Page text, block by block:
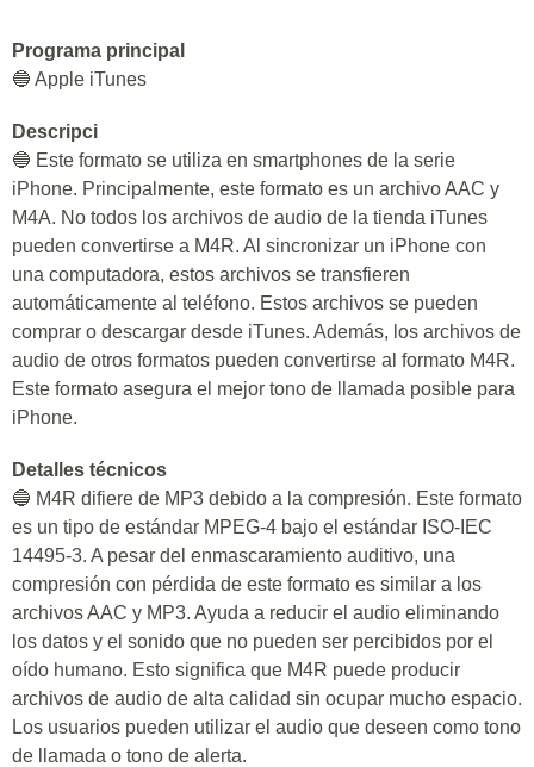
Programa principal
🔵 Apple iTunes
Descripci
🔵 Este formato se utiliza en smartphones de la serie
iPhone. Principalmente, este formato es un archivo AAC y
M4A. No todos los archivos de audio de la tienda iTunes
pueden convertirse a M4R. Al sincronizar un iPhone con
una computadora, estos archivos se transfieren
automáticamente al teléfono. Estos archivos se pueden
comprar o descargar desde iTunes. Además, los archivos de
audio de otros formatos pueden convertirse al formato M4R.
Este formato asegura el mejor tono de llamada posible para
iPhone.
Detalles técnicos
🔵 M4R difiere de MP3 debido a la compresión. Este formato
es un tipo de estándar MPEG-4 bajo el estándar ISO-IEC
14495-3. A pesar del enmascaramiento auditivo, una
compresión con pérdida de este formato es similar a los
archivos AAC y MP3. Ayuda a reducir el audio eliminando
los datos y el sonido que no pueden ser percibidos por el
oído humano. Esto significa que M4R puede producir
archivos de audio de alta calidad sin ocupar mucho espacio.
Los usuarios pueden utilizar el audio que deseen como tono
de llamada o tono de alerta.